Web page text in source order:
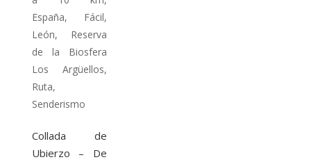
España, Fácil,
León, Reserva
de la Biosfera
Los Argüellos,
Ruta,
Senderismo
Collada de
Ubierzo – De